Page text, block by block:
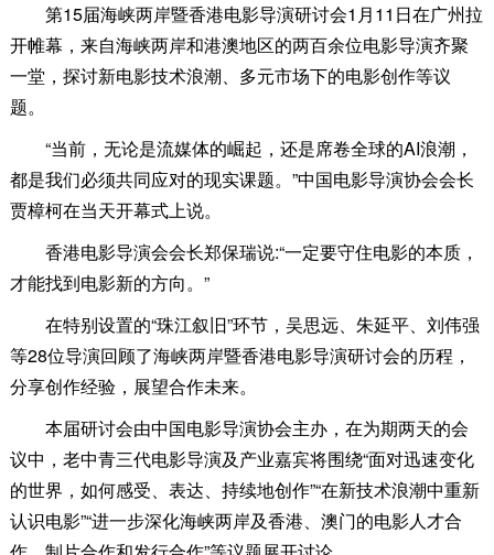
第15届海峡两岸暨香港电影导演研讨会1月11日在广州拉
开帷幕，来自海峡两岸和港澳地区的两百余位电影导演齐聚
一堂，探讨新电影技术浪潮、多元市场下的电影创作等议
题。
“当前，无论是流媒体的崛起，还是席卷全球的AI浪潮，
都是我们必须共同应对的现实课题。”中国电影导演协会会长
贾樟柯在当天开幕式上说。
香港电影导演会会长郑保瑞说:“一定要守住电影的本质，
才能找到电影新的方向。”
在特别设置的“珠江叙旧”环节，吴思远、朱延平、刘伟强
等28位导演回顾了海峡两岸暨香港电影导演研讨会的历程，
分享创作经验，展望合作未来。
本届研讨会由中国电影导演协会主办，在为期两天的会
议中，老中青三代电影导演及产业嘉宾将围绕“面对迅速变化
的世界，如何感受、表达、持续地创作”“在新技术浪潮中重新
认识电影”“进一步深化海峡两岸及香港、澳门的电影人才合